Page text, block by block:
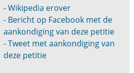
- Wikipedia erover
- Bericht op Facebook met de
aankondiging van deze petitie
- Tweet met aankondiging van
deze petitie